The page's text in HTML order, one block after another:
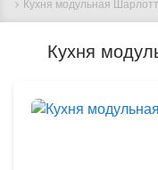
Кухня модульная
Кухня